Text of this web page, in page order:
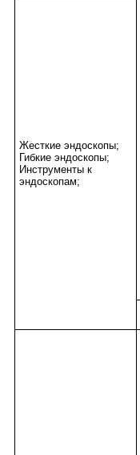
Жесткие эндоскопы;
Гибкие эндоскопы;
Инструменты к
эндоскопам;